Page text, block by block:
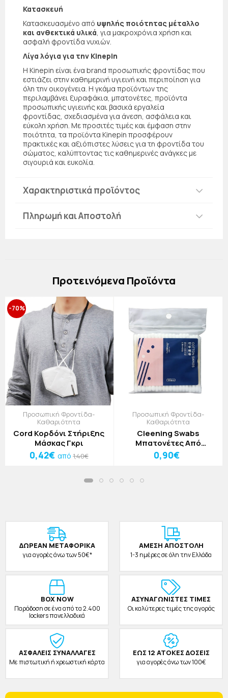
Κατασκευή
Κατασκευασμένο από υψηλής ποιότητας μέταλλο
και ανθεκτικά υλικά , για μακροχρόνια χρήση και
ασφαλή φροντίδα νυχιών.
Λίγα λόγια για την Kinepin
Η Kinepin είναι ένα brand προσωπικής φροντίδας που
εστιάζει στην καθημερινή υγιεινή και περιποίηση για
όλη την οικογένεια. Η γκάμα προϊόντων της
περιλαμβάνει ξυραφάκια, μπατονέτες, προϊόντα
προσωπικής υγιεινής και βασικά εργαλεία
φροντίδας, σχεδιασμένα για άνεση, ασφάλεια και
εύκολη χρήση. Με προσιτές τιμές και έμφαση στην
ποιότητα, τα προϊόντα Kinepin προσφέρουν
πρακτικές και αξιόπιστες λύσεις για τη φροντίδα του
σώματος, καλύπτοντας τις καθημερινές ανάγκες με
σιγουριά και ευκολία.
Χαρακτηριστικά προϊόντος
Πληρωμή και Αποστολή
Πρoτεινόμενα Προϊόντα
-70%
Προσωπική Φροντίδα-
Καθαριότητα
Cord Κορδόνι Στήριξης
Μάσκας Γκρι
0,42€ από 1,40€
Προσωπική Φροντίδα-
Καθαριότητα
Cleening Swabs
Μπατονέτες Από
Μπαμπού 100τεμ
0,90€
ΔΩΡΕAΝ ΜΕΤΑΦΟΡΙΚΑ
για αγορές άνω των 50€*
ΑΜΕΣΗ ΑΠΟΣΤΟΛΗ
1-3 ημέρες σε όλη την Ελλάδα
BOX NOW
Παράδοση σε ένα από τα 2.400
lockers πανελλαδικά
ΑΣΥΝΑΓΩΝΙΣΤΕΣ ΤΙΜΕΣ
Οι καλύτερες τιμές της αγοράς
ΑΣΦΑΛΕΙΣ ΣΥΝΑΛΛΑΓΕΣ
Με πιστωτική ή χρεωστική κάρτα
ΕΩΣ 12 ΑΤΟΚΕΣ ΔΟΣΕΙΣ
για αγορές άνω των 100€